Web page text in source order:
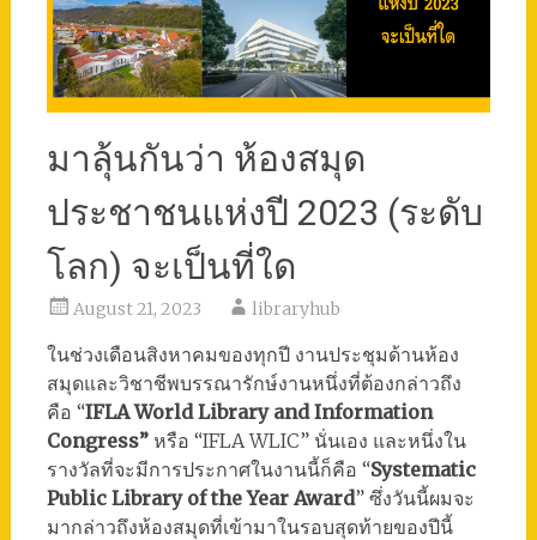
มาลุ้นกันว่า ห้องสมุด
ประชาชนแห่งปี 2023 (ระดับ
โลก) จะเป็นที่ใด
August 21, 2023 libraryhub
ในช่วงเดือนสิงหาคมของทุกปี งานประชุมด้านห้อง
สมุดและวิชาชีพบรรณารักษ์งานหนึ่งที่ต้องกล่าวถึง
คือ “IFLA World Library and Information
Congress”หรือ “IFLA WLIC” นั่นเอง และหนึ่งใน
รางวัลที่จะมีการประกาศในงานนี้ก็คือ “Systematic
Public Library of the Year Award” ซึ่งวันนี้ผมจะ
มากล่าวถึงห้องสมุดที่เข้ามาในรอบสุดท้ายของปีนี้